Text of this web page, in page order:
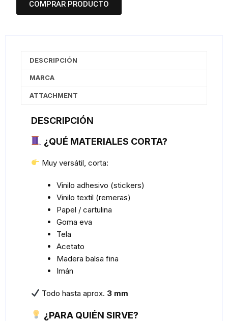
COMPRAR PRODUCTO
DESCRIPCIÓN
MARCA
ATTACHMENT
DESCRIPCIÓN
¿QUÉ MATERIALES CORTA?
Muy versátil, corta:
Vinilo adhesivo (stickers)
Vinilo textil (remeras)
Papel / cartulina
Goma eva
Tela
Acetato
Madera balsa fina
Imán
Todo hasta aprox. 3 mm
¿PARA QUIÉN SIRVE?